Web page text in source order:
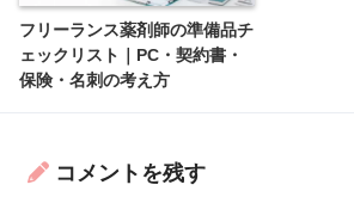
フリーランス薬剤師の準備品チ
ェックリスト｜PC・契約書・
保険・名刺の考え方
コメントを残す